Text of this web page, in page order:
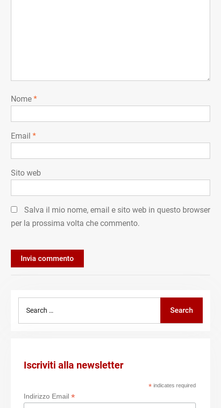
Nome *
Email *
Sito web
Salva il mio nome, email e sito web in questo browser
per la prossima volta che commento.
Search
Iscriviti alla newsletter
*indicates required
Indirizzo Email *